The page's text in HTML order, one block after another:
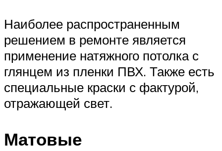
Наиболее распространенным
решением в ремонте является
применение натяжного потолка с
глянцем из пленки ПВХ. Также есть
специальные краски с фактурой,
отражающей свет.
Матовые